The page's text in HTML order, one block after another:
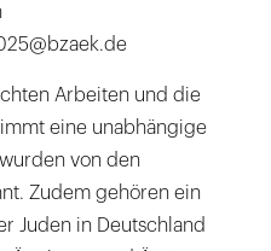
Arbeiten und die
eine unabhängige
von den
Zudem gehören ein
Juden in Deutschland